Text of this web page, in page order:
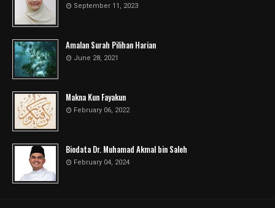
September 11, 2023
Amalan Surah Pilihan Harian
June 28, 2021
Makna Kun Fayakun
February 06, 2022
Biodata Dr. Muhamad Akmal bin Saleh
February 04, 2024